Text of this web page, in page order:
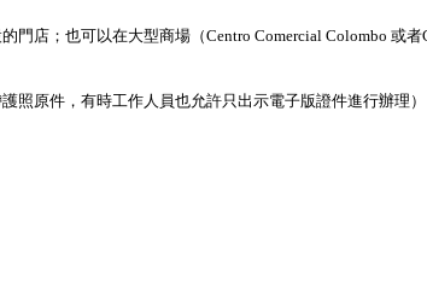
店；也可以在大型商場（Centro Comercial Colombo 或
照原件，有時工作人員也允許只出示電子版證件進行辦理）